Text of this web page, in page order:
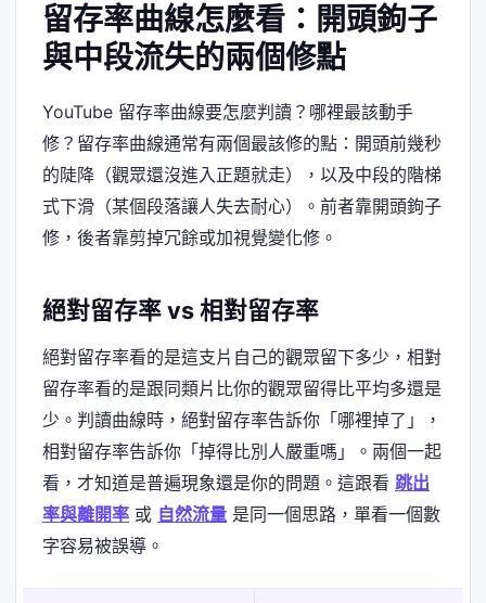
留存率曲線怎麼看：開頭鉤子
與中段流失的兩個修點
YouTube 留存率曲線要怎麼判讀？哪裡最該動手
修？留存率曲線通常有兩個最該修的點：開頭前幾秒
的陡降（觀眾還沒進入正題就走），以及中段的階梯
式下滑（某個段落讓人失去耐心）。前者靠開頭鉤子
修，後者靠剪掉冗餘或加視覺變化修。
絕對留存率 vs 相對留存率
絕對留存率看的是這支片自己的觀眾留下多少，相對
留存率看的是跟同類片比你的觀眾留得比平均多還是
少。判讀曲線時，絕對留存率告訴你「哪裡掉了」，
相對留存率告訴你「掉得比別人嚴重嗎」。兩個一起
看，才知道是普遍現象還是你的問題。這跟看 跳出
率與離開率 或 自然流量 是同一個思路，單看一個數
字容易被誤導。